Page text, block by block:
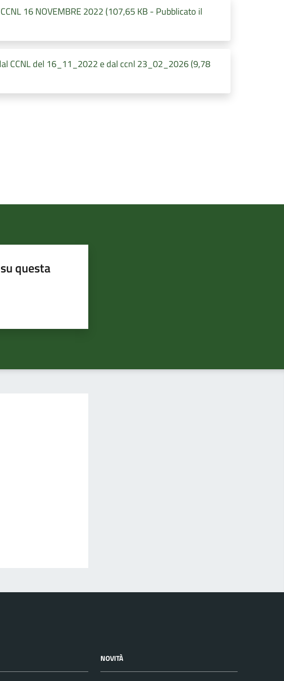
16 NOVEMBRE 2022 (107,65 KB - Pubblicato il
CCNL del 16_11_2022 e dal ccnl 23_02_2026 (9,78
questa
NOVITÀ